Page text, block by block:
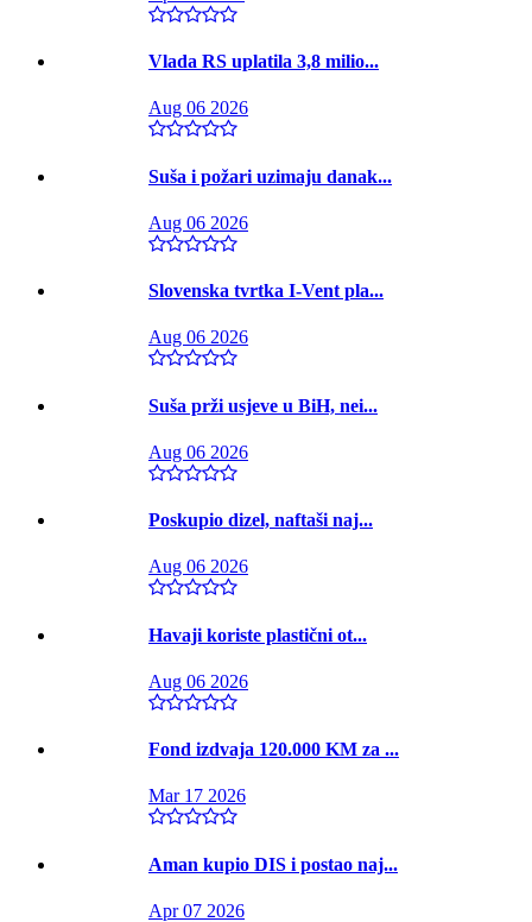
Vlada RS uplatila 3,8 milio...
Aug 06 2026
Suša i požari uzimaju danak...
Aug 06 2026
Slovenska tvrtka I-Vent pla...
Aug 06 2026
Suša prži usjeve u BiH, nei...
Aug 06 2026
Poskupio dizel, naftaši naj...
Aug 06 2026
Havaji koriste plastični ot...
Aug 06 2026
Fond izdvaja 120.000 KM za ...
Mar 17 2026
Aman kupio DIS i postao naj...
Apr 07 2026